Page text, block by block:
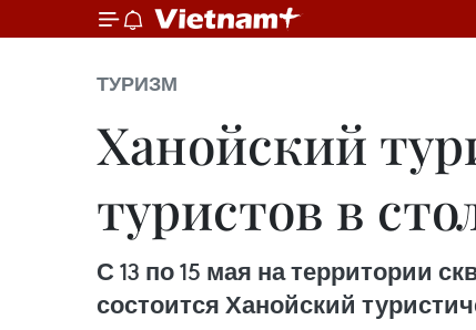
ТУРИЗМ
Ханойский
туристов в
С 13 по 15 мая на территории
состоится Ханойский